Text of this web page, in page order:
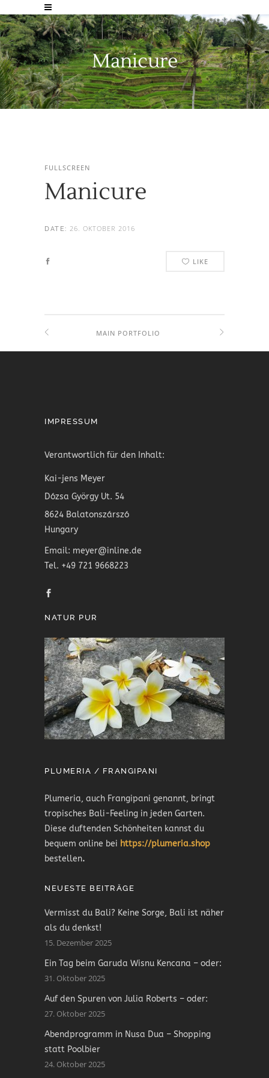
Manicure
FULLSCREEN
Manicure
DATE: 26. OKTOBER 2016
LIKE
MAIN PORTFOLIO
IMPRESSUM
Verantwortlich für den Inhalt:
Kai-jens Meyer
Dózsa György Ut. 54
8624 Balatonszárszó
Hungary
Email: meyer@inline.de
Tel. +49 721 9668223
NATUR PUR
PLUMERIA / FRANGIPANI
Plumeria, auch Frangipani genannt, bringt
tropisches Bali-Feeling in jeden Garten.
Diese duftenden Schönheiten kannst du
bequem online bei https://plumeria.shop
bestellen.
NEUESTE BEITRÄGE
Vermisst du Bali? Keine Sorge, Bali ist näher
als du denkst!
15. Dezember 2025
Ein Tag beim Garuda Wisnu Kencana – oder:
31. Oktober 2025
Auf den Spuren von Julia Roberts – oder:
27. Oktober 2025
Abendprogramm in Nusa Dua – Shopping
statt Poolbier
24. Oktober 2025